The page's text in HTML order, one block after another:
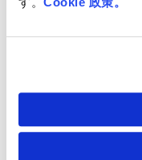
すべてのS2P(調
し、エンドツー